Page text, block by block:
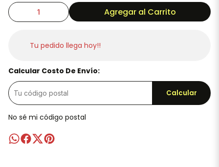
Agregar al Carrito
Tu pedido llega hoy!!
Calcular Costo De Envío:
Calcular
No sé mi código postal